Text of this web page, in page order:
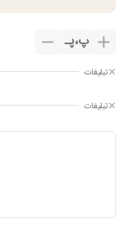
پ،پـ
تبلیغات
تبلیغات